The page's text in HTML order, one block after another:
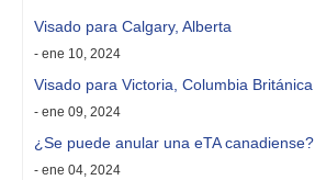
Visado para Calgary, Alberta
- ene 10, 2024
Visado para Victoria, Columbia Británica
- ene 09, 2024
¿Se puede anular una eTA canadiense?
- ene 04, 2024